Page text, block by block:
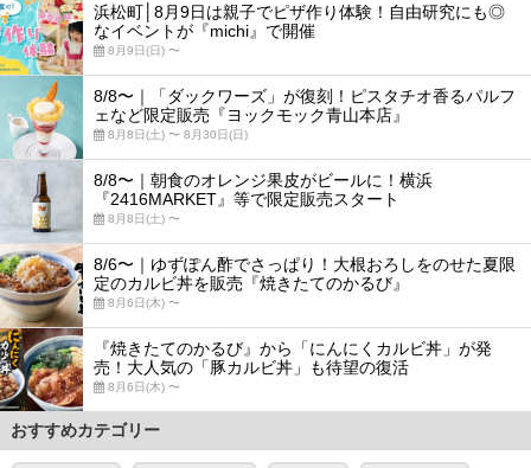
浜松町│8月9日は親子でピザ作り体験！自由研究にも◎
なイベントが『michi』で開催
8月9日(日) 〜
8/8〜｜「ダックワーズ」が復刻！ピスタチオ香るパルフ
ェなど限定販売『ヨックモック青山本店』
8月8日(土) 〜 8月30日(日)
8/8〜｜朝食のオレンジ果皮がビールに！横浜
『2416MARKET』等で限定販売スタート
8月8日(土) 〜
8/6〜｜ゆずぽん酢でさっぱり！大根おろしをのせた夏限
定のカルビ丼を販売『焼きたてのかるび』
8月6日(木) 〜
『焼きたてのかるび』から「にんにくカルビ丼」が発
売！大人気の「豚カルビ丼」も待望の復活
8月6日(木) 〜
おすすめカテゴリー